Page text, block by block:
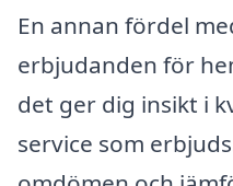
En annan fördel
erbjudanden för
det ger dig insikt i
service som